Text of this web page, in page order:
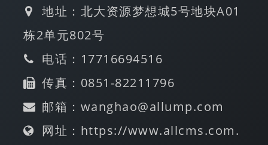
地址：北大资源梦想城5号地块A01
栋2单元802号
电话：17716694516
传真：0851-82211796
邮箱：wanghao@allump.com
网址：https://www.allcms.com.